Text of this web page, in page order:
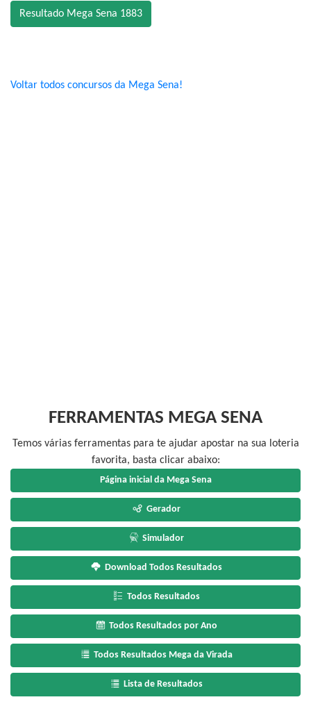
Resultado Mega Sena 1883
Voltar todos concursos da Mega Sena!
FERRAMENTAS MEGA SENA
Temos várias ferramentas para te ajudar apostar na sua loteria
favorita, basta clicar abaixo:
Página inicial da Mega Sena
Gerador
Simulador
Download Todos Resultados
Todos Resultados
Todos Resultados por Ano
Todos Resultados Mega da Virada
Lista de Resultados